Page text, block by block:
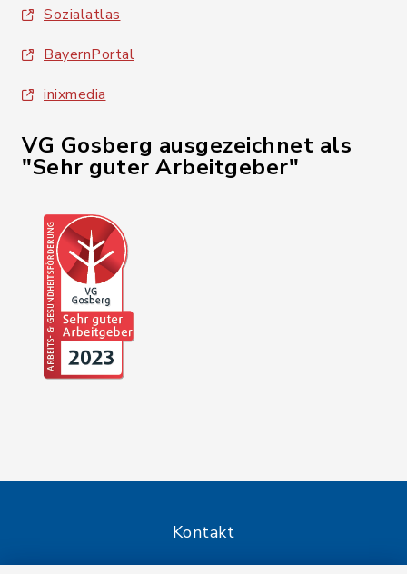
Sozialatlas
BayernPortal
inixmedia
VG Gosberg ausgezeichnet als
"Sehr guter Arbeitgeber"
Kontakt